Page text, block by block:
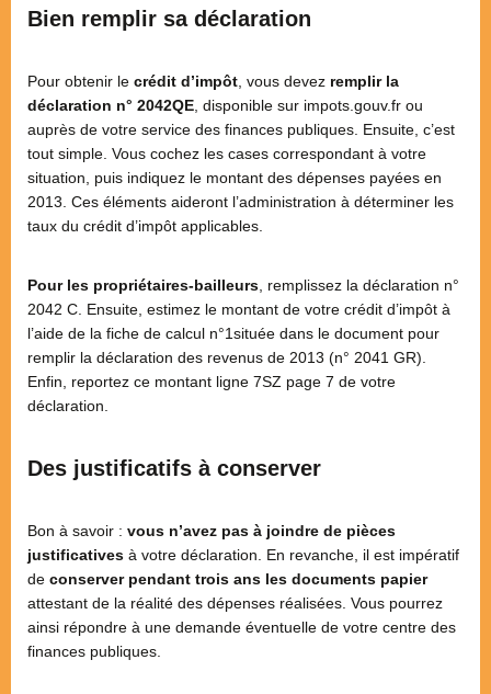
Bien remplir sa déclaration
Pour obtenir le crédit d’impôt, vous devez remplir la
déclaration n° 2042QE, disponible sur impots.gouv.fr ou
auprès de votre service des finances publiques. Ensuite, c’est
tout simple. Vous cochez les cases correspondant à votre
situation, puis indiquez le montant des dépenses payées en
2013. Ces éléments aideront l’administration à déterminer les
taux du crédit d’impôt applicables.
Pour les propriétaires-bailleurs, remplissez la déclaration n°
2042 C. Ensuite, estimez le montant de votre crédit d’impôt à
l’aide de la fiche de calcul n°1située dans le document pour
remplir la déclaration des revenus de 2013 (n° 2041 GR).
Enfin, reportez ce montant ligne 7SZ page 7 de votre
déclaration.
Des justificatifs à conserver
Bon à savoir : vous n’avez pas à joindre de pièces
justificatives à votre déclaration. En revanche, il est impératif
de conserver pendant trois ans les documents papier
attestant de la réalité des dépenses réalisées. Vous pourrez
ainsi répondre à une demande éventuelle de votre centre des
finances publiques.